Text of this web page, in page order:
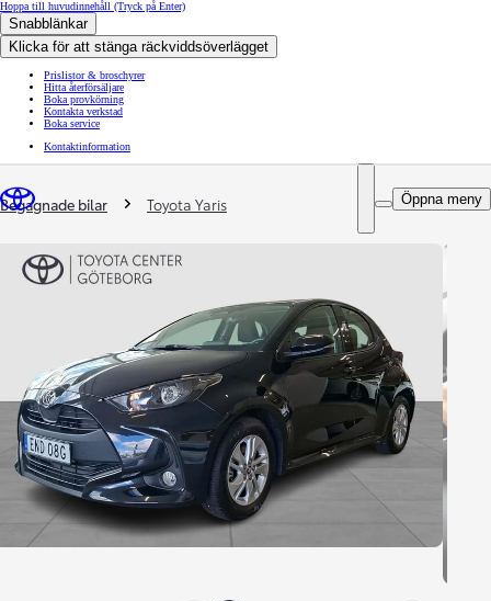
Hoppa till huvudinnehåll (Tryck på Enter)
Snabblänkar
Klicka för att stänga räckviddsöverlägget
Prislistor & broschyrer
Hitta återförsäljare
Boka provkörning
Kontakta verkstad
Boka service
Kontaktinformation
Öppna meny
You are here
Begagnade bilar Toyota Yaris